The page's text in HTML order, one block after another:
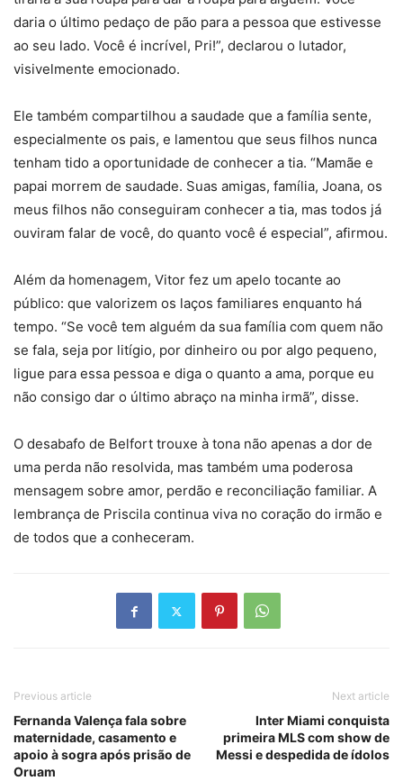
daria o último pedaço de pão para a pessoa que estivesse
ao seu lado. Você é incrível, Pri!”, declarou o lutador,
visivelmente emocionado.
Ele também compartilhou a saudade que a família sente,
especialmente os pais, e lamentou que seus filhos nunca
tenham tido a oportunidade de conhecer a tia. “Mamãe e
papai morrem de saudade. Suas amigas, família, Joana, os
meus filhos não conseguiram conhecer a tia, mas todos já
ouviram falar de você, do quanto você é especial”, afirmou.
Além da homenagem, Vitor fez um apelo tocante ao
público: que valorizem os laços familiares enquanto há
tempo. “Se você tem alguém da sua família com quem não
se fala, seja por litígio, por dinheiro ou por algo pequeno,
ligue para essa pessoa e diga o quanto a ama, porque eu
não consigo dar o último abraço na minha irmã”, disse.
O desabafo de Belfort trouxe à tona não apenas a dor de
uma perda não resolvida, mas também uma poderosa
mensagem sobre amor, perdão e reconciliação familiar. A
lembrança de Priscila continua viva no coração do irmão e
de todos que a conheceram.
Previous article
Fernanda Valença fala sobre
maternidade, casamento e
apoio à sogra após prisão de
Oruam
Next article
Inter Miami conquista
primeira MLS com show de
Messi e despedida de ídolos